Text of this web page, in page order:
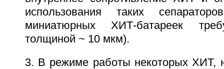
использования таких
миниатюрных ХИТ-батареек
толщиной ~ 10 мкм).
3. В режиме работы некоторых ХИТ,